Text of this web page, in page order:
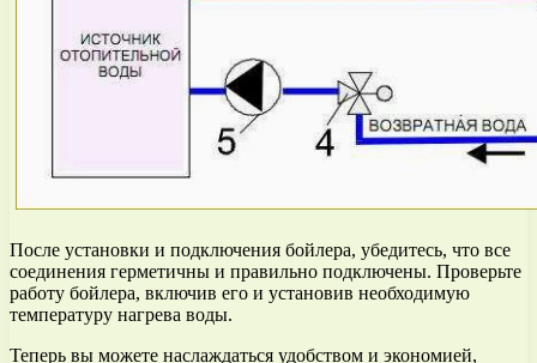
После установки и подключения бойлера, убедитесь, что все
соединения герметичны и правильно подключены. Проверьте
работу бойлера, включив его и установив необходимую
температуру нагрева воды.
Теперь вы можете наслаждаться удобством и экономией,